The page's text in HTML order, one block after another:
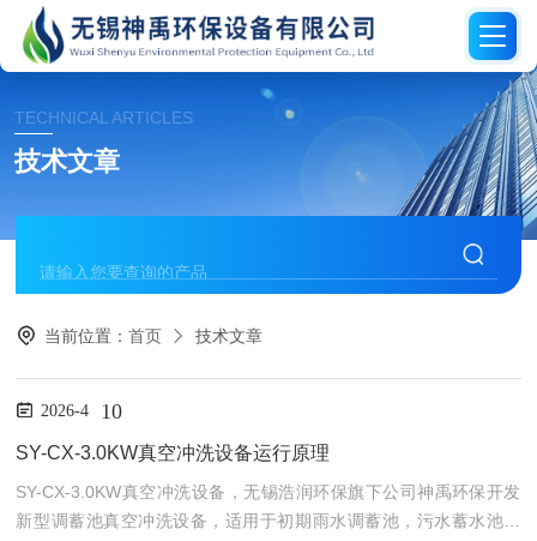
TECHNICAL ARTICLES
技术文章
当前位置：首页 技术文章
2026-4 10
SY-CX-3.0KW真空冲洗设备运行原理
SY-CX-3.0KW真空冲洗设备，无锡浩润环保旗下公司神禹环保开发
新型调蓄池真空冲洗设备，适用于初期雨水调蓄池，污水蓄水池冲